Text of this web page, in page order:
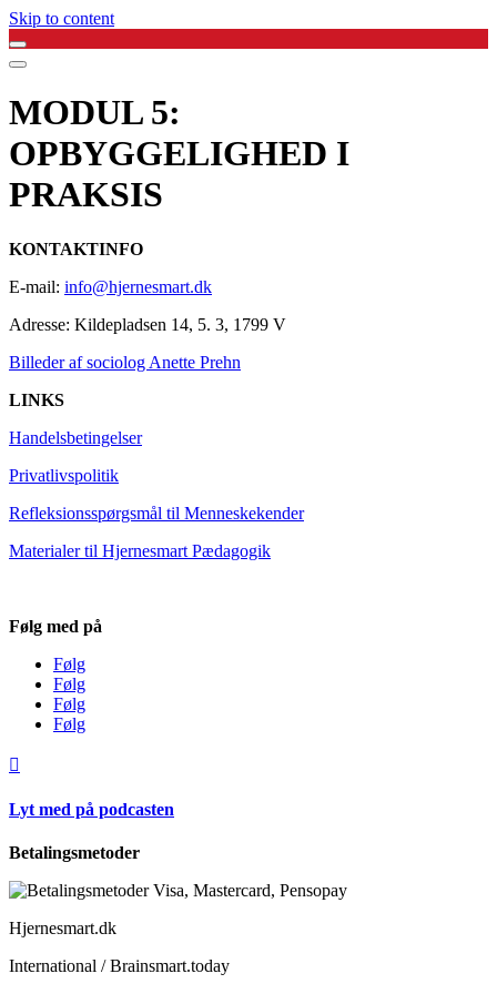
Skip to content
MODUL 5:
OPBYGGELIGHED I
PRAKSIS
KONTAKTINFO
E-mail: info@hjernesmart.dk
Adresse: Kildepladsen 14, 5. 3, 1799 V
Billeder af sociolog Anette Prehn
LINKS
Handelsbetingelser
Privatlivspolitik
Refleksionsspørgsmål til Menneskekender
Materialer til Hjernesmart Pædagogik
Følg med på
Følg
Følg
Følg
Følg

Lyt med på podcasten
Betalingsmetoder
Hjernesmart.dk
International / Brainsmart.today